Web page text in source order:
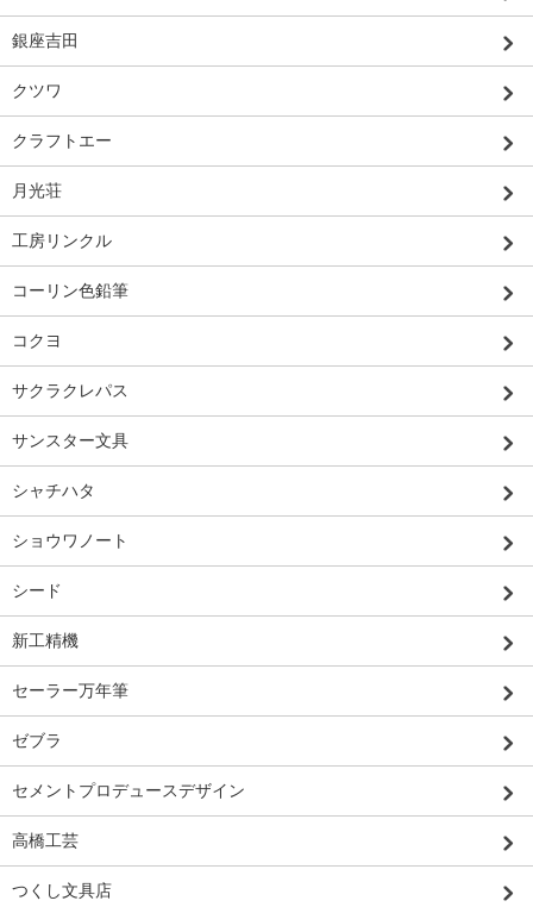
銀座吉田
クツワ
クラフトエー
月光荘
工房リンクル
コーリン色鉛筆
コクヨ
サクラクレパス
サンスター文具
シャチハタ
ショウワノート
シード
新工精機
セーラー万年筆
ゼブラ
セメントプロデュースデザイン
高橋工芸
つくし文具店